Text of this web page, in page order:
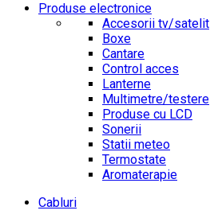
Produse electronice
Accesorii tv/satelit
Boxe
Cantare
Control acces
Lanterne
Multimetre/testere
Produse cu LCD
Sonerii
Statii meteo
Termostate
Aromaterapie
Cabluri